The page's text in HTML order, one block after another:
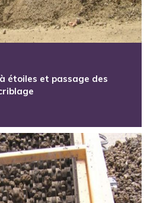
étoiles et passage des